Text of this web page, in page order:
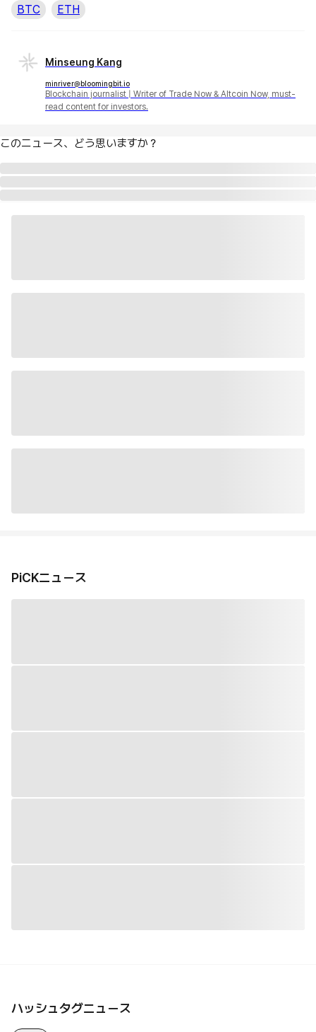
BTC ETH
Minseung Kang
minriver@bloomingbit.io
Blockchain journalist | Writer of Trade Now & Altcoin Now, must-
read content for investors.
このニュース、どう思いますか？
PiCKニュース
ハッシュタグニュース